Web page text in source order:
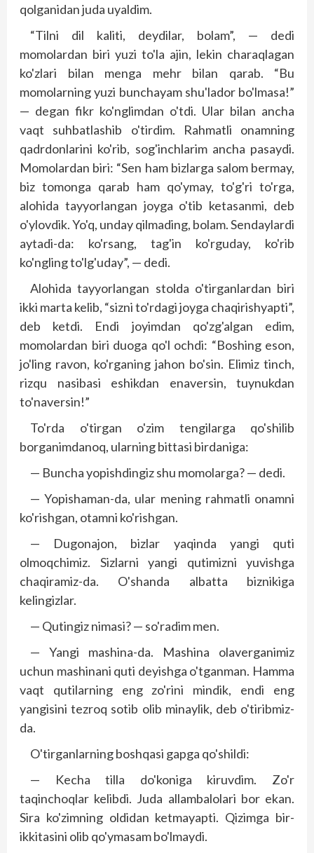
qolganidan juda uyaldim.
“Tilni dil kaliti, deydilar, bolam”, — dedi
momolardan biri yuzi to'la ajin, lekin charaqlagan
ko'zlari bilan menga mehr bilan qarab. “Bu
momolarning yuzi bunchayam shu'lador bo'lmasa!”
— degan fikr ko'nglimdan o'tdi. Ular bilan ancha
vaqt suhbatlashib o'tirdim. Rahmatli onamning
qadrdonlarini ko'rib, sog'inchlarim ancha pasaydi.
Momolardan biri: “Sen ham bizlarga salom bermay,
biz tomonga qarab ham qo'ymay, to'g'ri to'rga,
alohida tayyorlangan joyga o'tib ketasanmi, deb
o'ylovdik. Yo'q, unday qilmading, bolam. Sendaylardi
aytadi-da: ko'rsang, tag'in ko'rguday, ko'rib
ko'ngling to'lg'uday”, — dedi.
Alohida tayyorlangan stolda o'tirganlardan biri
ikki marta kelib, “sizni to'rdagi joyga chaqi­­rish­yapti”,
deb ketdi. Endi joyimdan qo'zg'algan edim,
momolardan biri duoga qo'l ochdi: “Boshing eson,
jo'ling ravon, ko'rganing jahon bo'sin. Elimiz tinch,
rizqu nasibasi eshikdan enaversin, tuynukdan
to'naversin!”
To'rda o'tirgan o'zim tengilarga qo'shilib
borganimdanoq, ularning bittasi birdaniga:
— Buncha yopishdingiz shu momolarga? — dedi.
— Yopishaman-da, ular mening rahmatli onamni
ko'rishgan, otamni ko'rishgan.
— Dugonajon, bizlar yaqinda yangi quti
olmoqchimiz. Sizlarni yangi qutimizni yuvishga
chaqiramiz-da. O'shanda albatta biznikiga
kelingizlar.
— Qutingiz nimasi? — so'radim men.
— Yangi mashina-da. Mashina olaverganimiz
uchun mashinani quti deyishga o'tganman. Hamma
vaqt qutilarning eng zo'rini mindik, endi eng
yangisini tezroq sotib olib minaylik, deb o'tiribmiz-
da.
O'tirganlarning boshqasi gapga qo'shildi:
— Kecha tilla do'koniga kiruvdim. Zo'r
taqinchoqlar kelibdi. Juda allambalolari bor ekan.
Sira ko'zimning oldidan ketmayapti. Qizimga bir-
ikkitasini olib qo'ymasam bo'lmaydi.